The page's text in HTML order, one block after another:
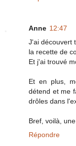
Anne 12:47
J'ai découvert
la recette de
Et j'ai trouvé
Et en plus,
détend et me
drôles dans
Bref, voilà,
Répondre